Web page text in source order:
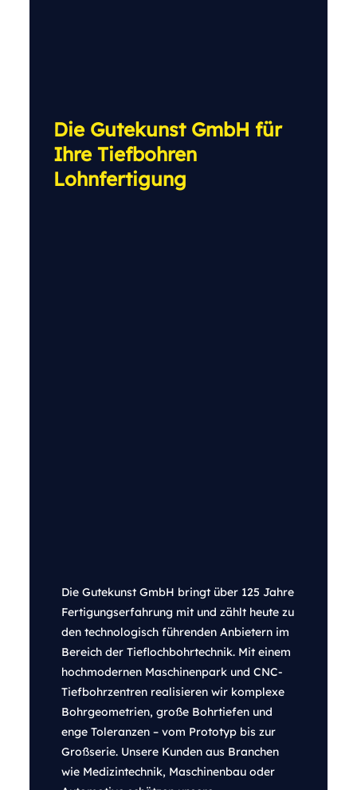
Die Gutekunst GmbH für
Ihre Tiefbohren
Lohnfertigung
Die Gutekunst GmbH bringt über 125 Jahre
Fertigungserfahrung mit und zählt heute zu
den technologisch führenden Anbietern im
Bereich der Tieflochbohrtechnik. Mit einem
hochmodernen Maschinenpark und CNC-
Tiefbohrzentren realisieren wir komplexe
Bohrgeometrien, große Bohrtiefen und
enge Toleranzen – vom Prototyp bis zur
Großserie. Unsere Kunden aus Branchen
wie Medizintechnik, Maschinenbau oder